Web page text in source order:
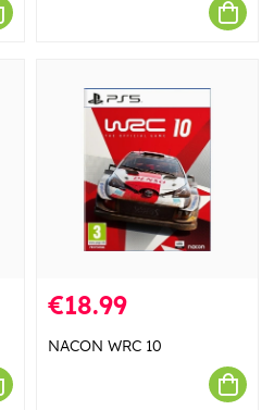
€18.99
NACON WRC 10